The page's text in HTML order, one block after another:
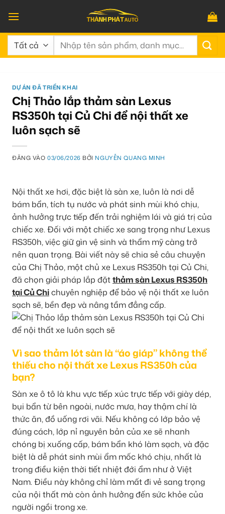
qua
nội
dung
Tìm
DỰ ÁN ĐÃ TRIỂN KHAI
Chị Thảo lắp thảm sàn Lexus
RS350h tại Củ Chi để nội thất xe
luôn sạch sẽ
ĐĂNG VÀO03/06/2026 BỞI NGUYỄN QUANG MINH
Nội thất xe hơi, đặc biệt là sàn xe, luôn là nơi dễ
bám bẩn, tích tụ nước và phát sinh mùi khó chịu,
ảnh hưởng trực tiếp đến trải nghiệm lái và giá trị của
chiếc xe. Đối với một chiếc xe sang trọng như Lexus
RS350h, việc giữ gìn vệ sinh và thẩm mỹ càng trở
nên quan trọng. Bài viết này sẽ chia sẻ câu chuyện
của Chị Thảo, một chủ xe Lexus RS350h tại Củ Chi,
đã chọn giải pháp lắp đặtthảm sàn Lexus RS350h
tại Củ Chichuyên nghiệp để bảo vệ nội thất xe luôn
sạch sẽ, bền đẹp và nâng tầm đẳng cấp.
Vì sao thảm lót sàn là “áo giáp” không thể
thiếu cho nội thất xe Lexus RS350h của
bạn?
Sàn xe ô tô là khu vực tiếp xúc trực tiếp với giày dép,
bụi bẩn từ bên ngoài, nước mưa, hay thậm chí là
thức ăn, đồ uống rơi vãi. Nếu không có lớp bảo vệ
đúng cách, lớp nỉ nguyên bản của xe sẽ nhanh
chóng bị xuống cấp, bám bẩn khó làm sạch, và đặc
biệt là dễ phát sinh mùi ẩm mốc khó chịu, nhất là
trong điều kiện thời tiết nhiệt đới ẩm như ở Việt
Nam. Điều này không chỉ làm mất đi vẻ sang trọng
của nội thất mà còn ảnh hưởng đến sức khỏe của
người ngồi trong xe.